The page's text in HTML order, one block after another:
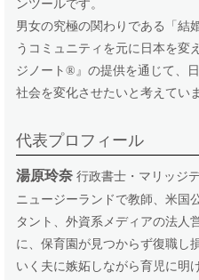
ンツールです。
男女の究極の関わりである「結
うコミュニティを元に日本を変
ジノート® 』の提供を通じて、
社会を変化させたいと考えてい
代表プロフィール
湯原玲奈 行政書士・マリッジ
ニュージーランドで教師、米国
タント、外資系メディアの法人
に、保育園が見つからず復職し
いく夫に嫉妬しながら育児に明